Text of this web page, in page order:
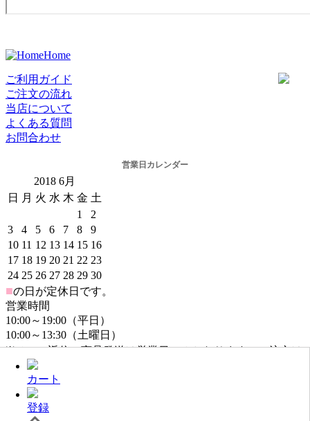
カート
登録
Home
ご利用ガイド
ご注文の流れ
当店について
よくある質問
お問合わせ
営業日カレンダー
2018 6月
日
月 火 水 木 金 土
1
2
3
4 5 6 7 8
9
10 11 12 13 14 15 16
17 18 19 20 21 22 23
24 25 26 27 28 29 30
■の日が定休日です。
営業時間
10:00～19:00（平日）
10:00～13:30（土曜日）
※メール返信・商品発送は営業日のみとなります。ご注文は
年中無休でお受けしております。